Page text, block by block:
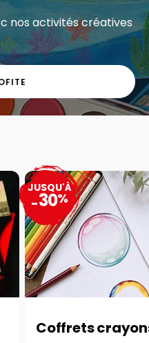
nos activités créatives
Coffrets
JUSQU'À
-30%